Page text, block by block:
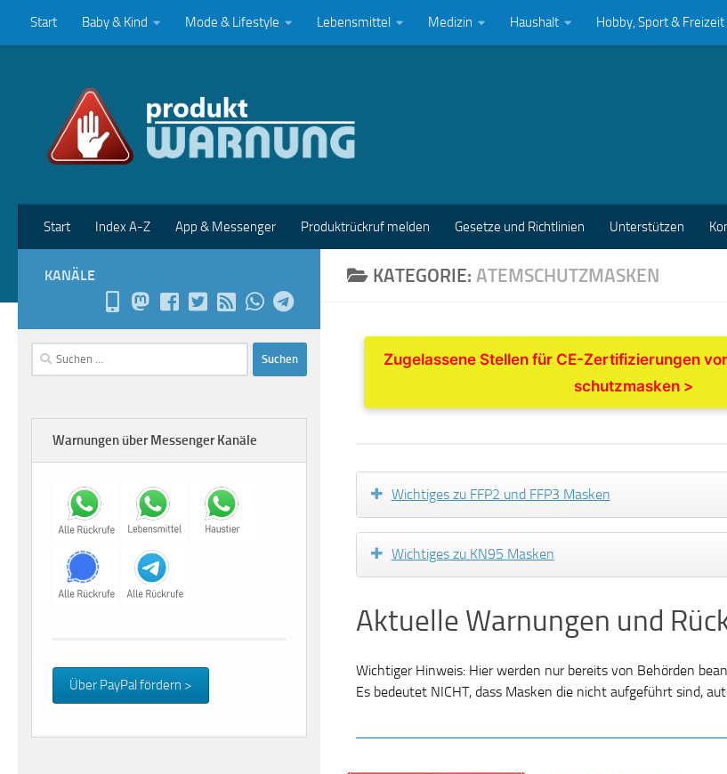
Zum Inhalt springen
Start Baby & Kind Mode & Lifestyle Lebensmittel Medizin Haushalt Hobby, Sport & Freizeit
Start Index A-Z App & Messenger Produktrückruf melden Gesetze und Richtlinien Unterstützen
KATEGORIE: ATEMSCHUTZMASKEN
Zugelassene Stellen für CE-Zertifizierungen
schutzmasken >
Wichtiges zu FFP2 und FFP3 Masken
Wichtiges zu KN95 Masken
Aktuelle Warnungen und
Wichtiger Hinweis: Hier werden nur bereits von Behörden
Es bedeutet NICHT, dass Masken die nicht aufgeführt sind,
KANÄLE
Suchen
nach:
Warnungen über Messenger Kanäle
Über PayPal fördern >